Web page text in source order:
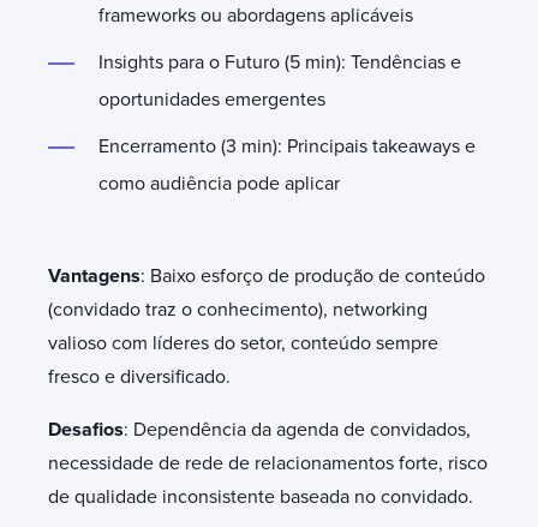
frameworks ou abordagens aplicáveis
Insights para o Futuro (5 min): Tendências e
oportunidades emergentes
Encerramento (3 min): Principais takeaways e
como audiência pode aplicar
Vantagens: Baixo esforço de produção de conteúdo
(convidado traz o conhecimento), networking
valioso com líderes do setor, conteúdo sempre
fresco e diversificado.
Desafios: Dependência da agenda de convidados,
necessidade de rede de relacionamentos forte, risco
de qualidade inconsistente baseada no convidado.